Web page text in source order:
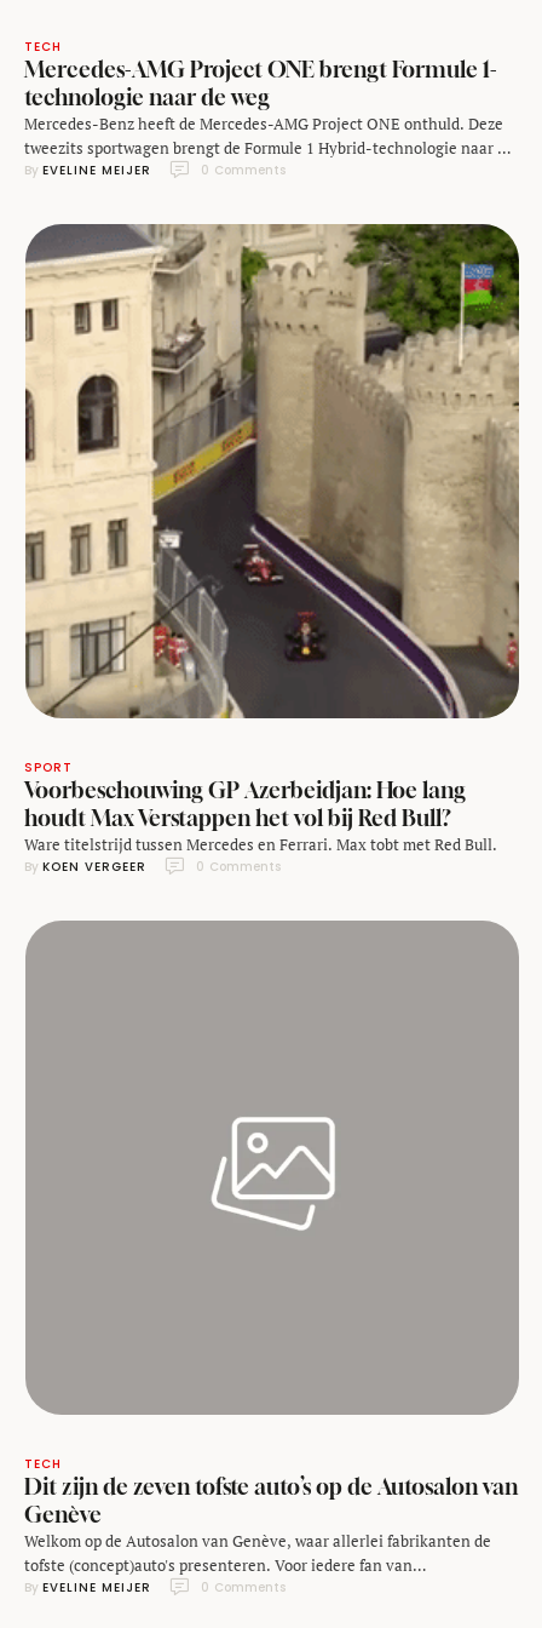
TECH
Mercedes-AMG Project ONE brengt Formule 1-
technologie naar de weg
Mercedes-Benz heeft de Mercedes-AMG Project ONE onthuld. Deze
tweezits sportwagen brengt de Formule 1 Hybrid-technologie naar de
openbare weg. Volgens de fabrikant heeft het voertuig ruim 1000PK
het om een conceptauto. De Mercedes-AMG Project ONE heeft een
plug-in hybrid-aandrijving die rechtstreeks uit Formule 1-wagens …
By EVELINE MEIJER 0 Comments
SPORT
Voorbeschouwing GP Azerbeidjan: Hoe lang
houdt Max Verstappen het vol bij Red Bull?
Ware titelstrijd tussen Mercedes en Ferrari. Max tobt met Red Bull.
By KOEN VERGEER 0 Comments
TECH
Dit zijn de zeven tofste auto’s op de Autosalon van
Genève
Welkom op de Autosalon van Genève, waar allerlei fabrikanten de
tofste (concept)auto's presenteren. Voor iedere fan van
gemotoriseerde voertuigen is dit een echt feestje, en daar hoor ik zelf
By EVELINE MEIJER 0 Comments